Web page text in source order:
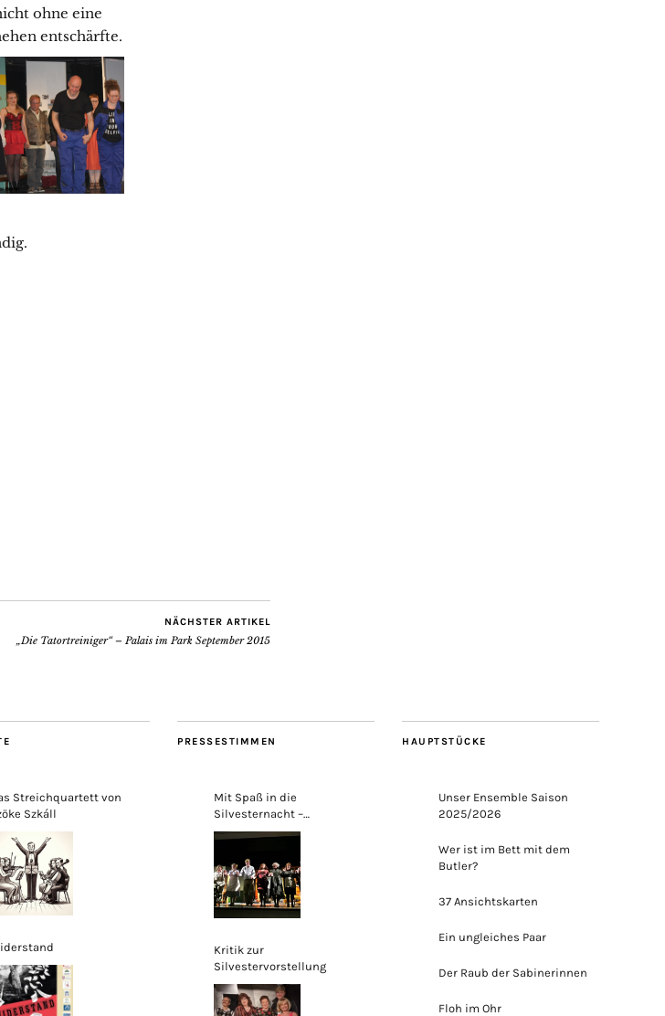
ohne eine
entschärfte.
NÄCHSTER ARTIKEL
„Die Tatortreiniger“ – Palais im Park September 2015
Streichquartett von
Szkáll
PRESSESTIMMEN
Mit Spaß in die
Silvesternacht –
Schaumburger Bühne
unters Rosenbeet“
Kritik zur
Silvestervorstellung
HAUPTSTÜCKE
Unser Ensemble Saison
2025/2026
Wer ist im Bett mit dem
Butler?
37 Ansichtskarten
Ein ungleiches Paar
Der Raub der Sabinerinnen
Floh im Ohr